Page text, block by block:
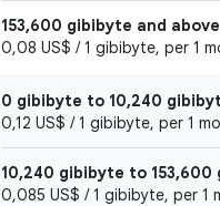
153,600 gibibyte and above
0,08 US$ / 1 gibibyte, per 1
0 gibibyte to 10,240
0,12 US$ / 1 gibibyte, per 1
10,240 gibibyte to 153,600
0,085 US$ / 1 gibibyte, per 1